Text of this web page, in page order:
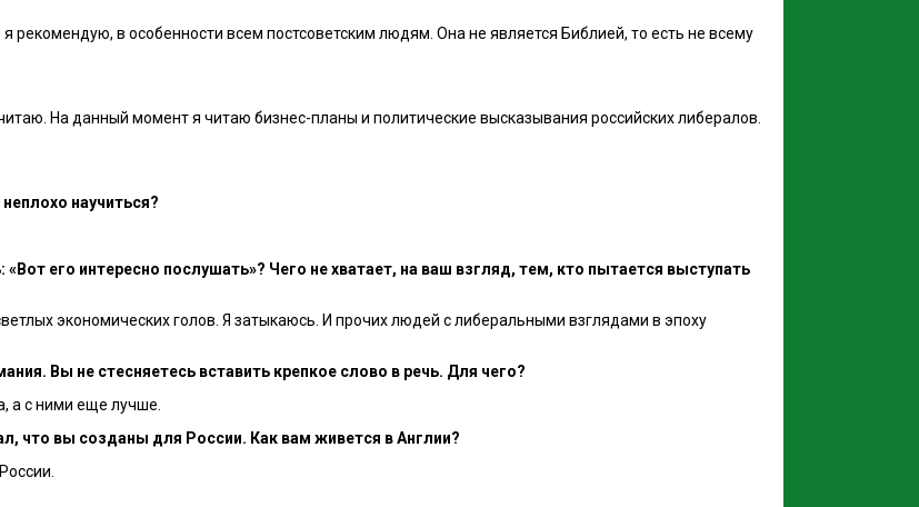
рекомендую, в особенности всем постсоветским людям. Она не является Библией, то есть не всему
На данный момент я читаю бизнес-планы и политические высказывания российских либералов.
научиться?
его интересно послушать»? Чего не хватает, на ваш взгляд, тем, кто пытается выступать
экономических голов. Я затыкаюсь. И прочих людей с либеральными взглядами в эпоху
Вы не стесняетесь вставить крепкое слово в речь. Для чего?
а с ними еще лучше.
что вы созданы для России. Как вам живется в Англии?